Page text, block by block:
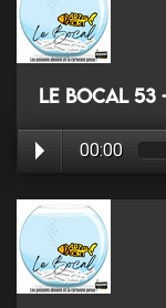
Le Bocal 53
00:00